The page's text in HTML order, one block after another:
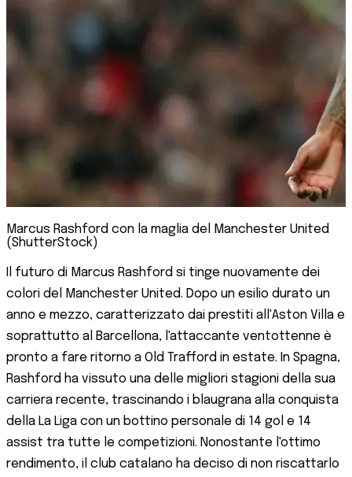
Marcus Rashford con la maglia del Manchester United
(ShutterStock)
Il futuro di Marcus Rashford si tinge nuovamente dei
colori del Manchester United. Dopo un esilio durato un
anno e mezzo, caratterizzato dai prestiti all'Aston Villa e
soprattutto al Barcellona, l'attaccante ventottenne è
pronto a fare ritorno a Old Trafford in estate. In Spagna,
Rashford ha vissuto una delle migliori stagioni della sua
carriera recente, trascinando i blaugrana alla conquista
della La Liga con un bottino personale di 14 gol e 14
assist tra tutte le competizioni. Nonostante l'ottimo
rendimento, il club catalano ha deciso di non riscattarlo